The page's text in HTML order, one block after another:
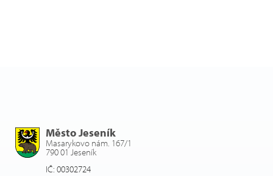
Město Jeseník
Masarykovo nám. 167/1
790 01 Jeseník
IČ: 00302724